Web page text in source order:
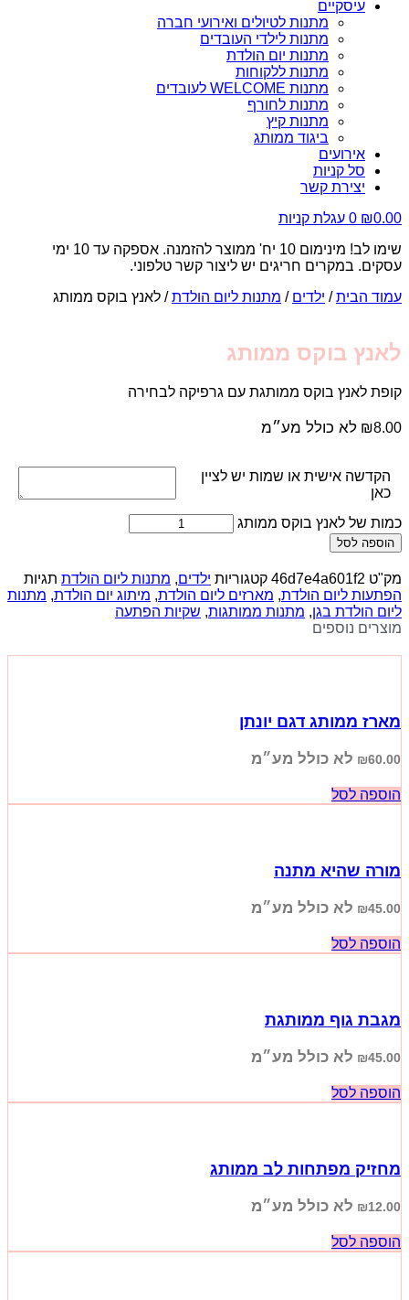
עיסקיים
מתנות לטיולים ואירועי חברה
מתנות לילדי העובדים
מתנות יום הולדת
מתנות ללקוחות
מתנות WELCOME לעובדים
מתנות לחורף
מתנות קיץ
ביגוד ממותג
אירועים
סל קניות
יצירת קשר
₪0.00
0 עגלת קניות
שימו לב! מינימום 10 יח' ממוצר להזמנה. אספקה עד 10 ימי
עסקים. במקרים חריגים יש ליצור קשר טלפוני.
עמוד הבית/ ילדים / מתנות ליום הולדת/ לאנץ בוקס ממותג
לאנץ בוקס ממותג
קופת לאנץ בוקס ממותגת עם גרפיקה לבחירה
₪8.00 לא כולל מע״מ
הקדשה אישית או שמות יש לציין
כאן
כמות של לאנץ בוקס ממותג
הוספה לסל
מק"ט 46d7e4a601f2 קטגוריות ילדים, מתנות ליום הולדת תגיות
הפתעות ליום הולדת, מארזים ליום הולדת, מיתוג יום הולדת, מתנות
ליום הולדת בגן, מתנות ממותגות, שקיות הפתעה
מוצרים נוספים
מארז ממותג דגם יונתן
₪60.00 לא כולל מע״מ
הוספה לסל
מורה שהיא מתנה
₪45.00 לא כולל מע״מ
הוספה לסל
מגבת גוף ממותגת
₪45.00 לא כולל מע״מ
הוספה לסל
מחזיק מפתחות לב ממותג
₪12.00 לא כולל מע״מ
הוספה לסל